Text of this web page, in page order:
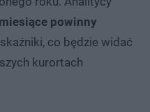
powinny
co będzie widać
kurortach